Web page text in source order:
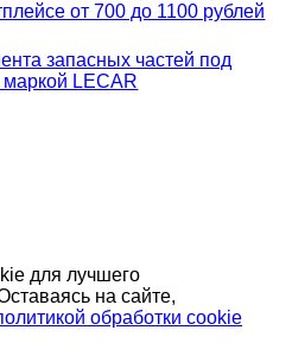
от 700 до 1100 рублей
запасных частей под
маркой LECAR
для лучшего
на сайте,
обработки cookie